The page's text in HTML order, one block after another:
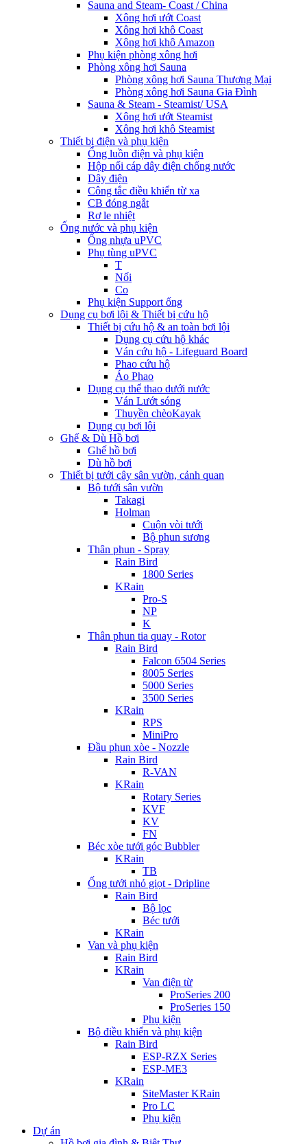
Sauna and Steam- Coast / China
Xông hơi ướt Coast
Xông hơi khô Coast
Xông hơi khô Amazon
Phụ kiện phòng xông hơi
Phòng xông hơi Sauna
Phòng xông hơi Sauna Thương Mại
Phòng xông hơi Sauna Gia Đình
Sauna & Steam - Steamist/ USA
Xông hơi ướt Steamist
Xông hơi khô Steamist
Thiết bị điện và phụ kiện
Ống luồn điện và phụ kiện
Hộp nối cáp dây điện chống nước
Dây điện
Công tắc điều khiển từ xa
CB đóng ngắt
Rơ le nhiệt
Ống nước và phụ kiện
Ống nhựa uPVC
Phụ tùng uPVC
T
Nối
Co
Phụ kiện Support ống
Dụng cụ bơi lội & Thiết bị cứu hộ
Thiết bị cứu hộ & an toàn bơi lội
Dụng cụ cứu hộ khác
Ván cứu hộ - Lifeguard Board
Phao cứu hộ
Áo Phao
Dụng cụ thể thao dưới nước
Ván Lướt sóng
Thuyền chèoKayak
Dụng cụ bơi lội
Ghế & Dù Hồ bơi
Ghế hồ bơi
Dù hồ bơi
Thiết bị tưới cây sân vườn, cảnh quan
Bộ tưới sân vườn
Takagi
Holman
Cuộn vòi tưới
Bộ phun sương
Thân phun - Spray
Rain Bird
1800 Series
KRain
Pro-S
NP
K
Thân phun tia quay - Rotor
Rain Bird
Falcon 6504 Series
8005 Series
5000 Series
3500 Series
KRain
RPS
MiniPro
Đầu phun xòe - Nozzle
Rain Bird
R-VAN
KRain
Rotary Series
KVF
KV
FN
Béc xòe tưới góc Bubbler
KRain
TB
Ống tưới nhỏ giọt - Dripline
Rain Bird
Bộ lọc
Béc tưới
KRain
Van và phụ kiện
Rain Bird
KRain
Van điện từ
ProSeries 200
ProSeries 150
Phụ kiện
Bộ điều khiển và phụ kiện
Rain Bird
ESP-RZX Series
ESP-ME3
KRain
SiteMaster KRain
Pro LC
Phụ kiện
Dự án